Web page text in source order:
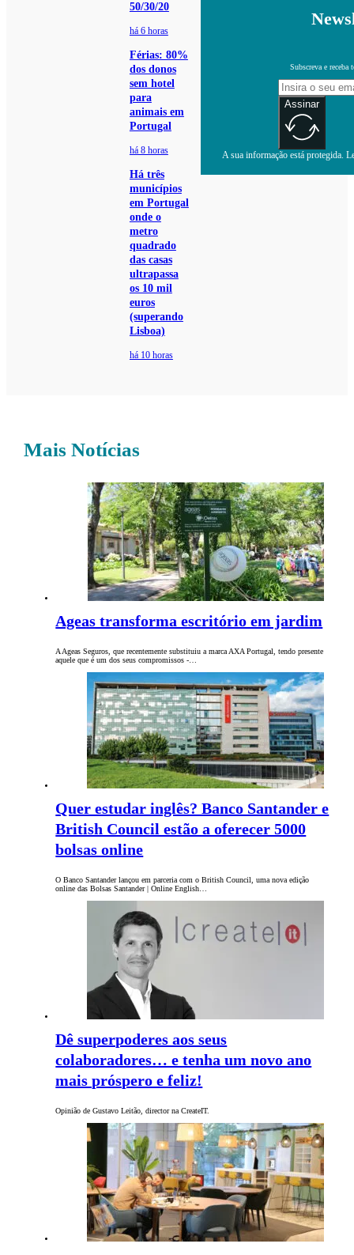
50/30/20
há 6 horas
Férias: 80%
dos donos
sem hotel
para
animais em
Portugal
há 8 horas
Há três
municípios
em Portugal
onde o
metro
quadrado
das casas
ultrapassa
os 10 mil
euros
(superando
Lisboa)
há 10 horas
Subscreva e receba
Assinar
A sua informação está protegida.
Mais Notícias
Ageas transforma escritório em jardim
A Ageas Seguros, que recentemente substituiu a marca AXA Portugal, tendo presente
aquele que é um dos seus compromissos -…
Quer estudar inglês? Banco Santander e
British Council estão a oferecer 5000
bolsas online
O Banco Santander lançou em parceria com o British Council, uma nova edição
online das Bolsas Santander | Online English…
Dê superpoderes aos seus
colaboradores… e tenha um novo ano
mais próspero e feliz!
Opinião de Gustavo Leitão, director na CreateIT.